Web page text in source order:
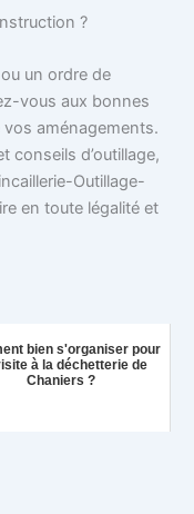
?
ou un ordre de
vous aux bonnes
aménagements.
conseils d’outillage,
Outillage-
en toute légalité et
bien s'organiser pour
à la déchetterie de
Chaniers ?